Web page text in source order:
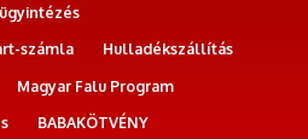
számla
Hulladékszállítás
Magyar Falu Program
BABAKÖTVÉNY